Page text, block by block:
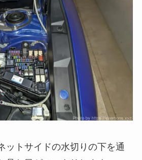
ットサイドの水切りの下を通